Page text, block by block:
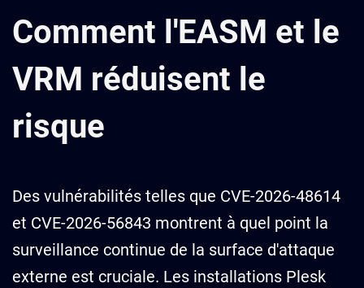
Comment l'EASM et le
VRM réduisent le
risque
Des vulnérabilités telles que CVE-2026-48614
et CVE-2026-56843 montrent à quel point la
surveillance continue de la surface d'attaque
externe est cruciale. Les installations Plesk